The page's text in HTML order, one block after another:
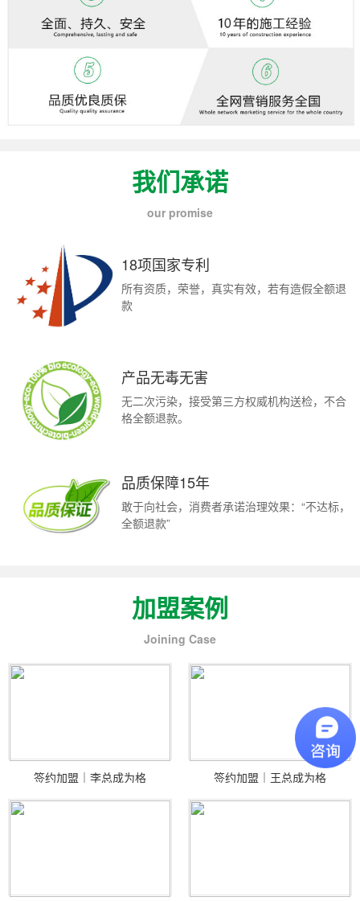
我们承诺
our promise
18项国家专利
所有资质，荣誉，真实有效，若有造假全额退
款
产品无毒无害
无二次污染，接受第三方权威机构送检，不合
格全额退款。
品质保障15年
敢于向社会，消费者承诺治理效果：“不达标，
全额退款”
加盟案例
Joining Case
签约加盟｜李总成为格 签约加盟｜王总成为格